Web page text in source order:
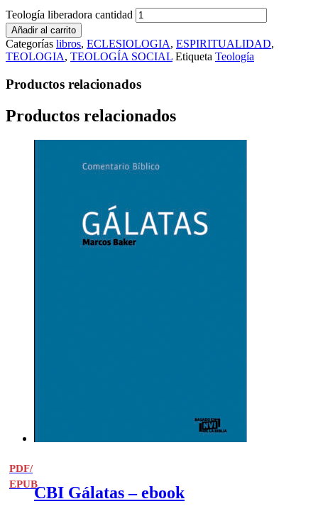
Teología liberadora cantidad
Añadir al carrito
Categorías libros, ECLESIOLOGIA, ESPIRITUALIDAD,
TEOLOGIA, TEOLOGÍA SOCIAL Etiqueta Teología
Productos relacionados
Productos relacionados
PDF/
EPUBCBI Gálatas – ebook